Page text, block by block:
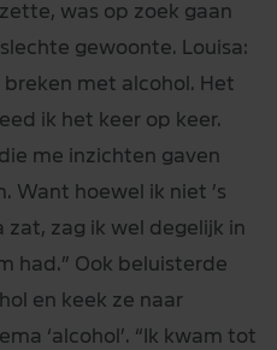
was op zoek gaan
gewoonte. Louisa:
met alcohol. Het
ik het keer op keer.
me inzichten gaven
Want hoewel ik niet ’s
zag ik wel degelijk in
had.” Ook beluisterde
en keek ze naar
‘alcohol’. “Ik kwam tot